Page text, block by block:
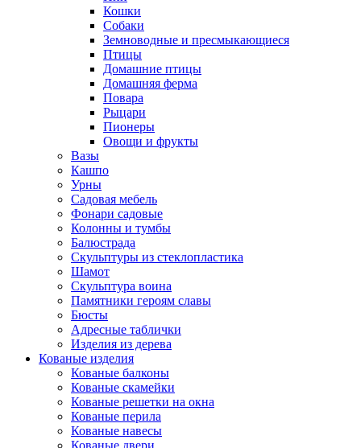
Кошки
Собаки
Земноводные и пресмыкающиеся
Птицы
Домашние птицы
Домашняя ферма
Повара
Рыцари
Пионеры
Овощи и фрукты
Вазы
Кашпо
Урны
Садовая мебель
Фонари садовые
Колонны и тумбы
Балюстрада
Скульптуры из стеклопластика
Шамот
Скульптура воина
Памятники героям славы
Бюсты
Адресные таблички
Изделия из дерева
Кованые изделия
Кованые балконы
Кованые скамейки
Кованые решетки на окна
Кованые перила
Кованые навесы
Кованые двери